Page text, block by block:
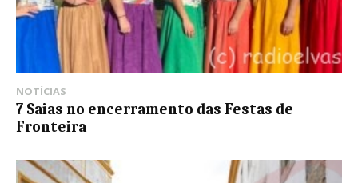
NOTÍCIAS
7 Saias no encerramento das Festas de
Fronteira